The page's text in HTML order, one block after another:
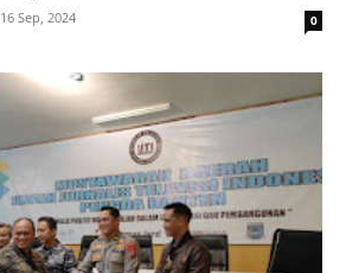
16 Sep, 2024 0